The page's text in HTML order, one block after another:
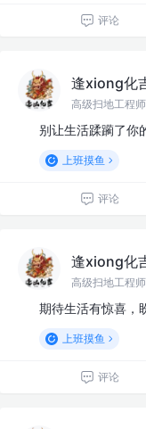
评论
逢xiong化
高级扫地工程师
别让生活蹂躏了你
上班摸鱼
评论
逢xiong化
高级扫地工程师
期待生活有惊喜，
上班摸鱼
评论